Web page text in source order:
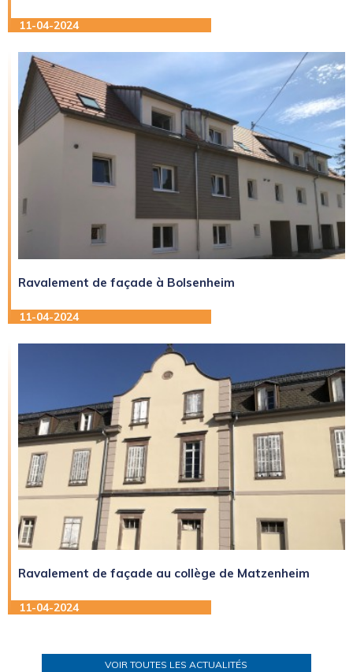
11-04-2024
Ravalement de façade à Bolsenheim
11-04-2024
Ravalement de façade au collège de Matzenheim
11-04-2024
VOIR TOUTES LES ACTUALITÉS